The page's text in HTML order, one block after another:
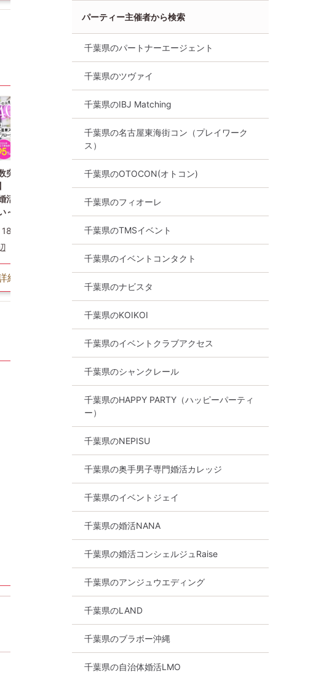
突破！ 女性ご予約
【30代40代中心
活パーティー～真
～
18:30〜
細を見る
12名規模！男女バランス良
好！＜ぽっちゃり女性＆ぽっ
ちゃり好き男性限定＞個室ス
な出会い～
8月9日
12:30〜
千葉駅周辺
詳細を見る
代40代中心編】
8月15日
パーティー主催者から検索
千葉県のパートナーエージェント
千葉県のツヴァイ
千葉県のIBJ Matching
千葉県の名古屋東海街コン（プレイワーク
ス）
千葉県のOTOCON(オトコン)
千葉県のフィオーレ
千葉県のTMSイベント
千葉県のイベントコンタクト
千葉県のナビスタ
千葉県のKOIKOI
千葉県のイベントクラブアクセス
千葉県のシャンクレール
千葉県のHAPPY PARTY（ハッピーパーティ
ー）
千葉県のNEPISU
千葉県の奥手男子専門婚活カレッジ
千葉県のイベントジェイ
千葉県の婚活NANA
千葉県の婚活コンシェルジュRaise
千葉県のアンジュウエディング
千葉県のLAND
千葉県のブラボー沖縄
千葉県の自治体婚活LMO